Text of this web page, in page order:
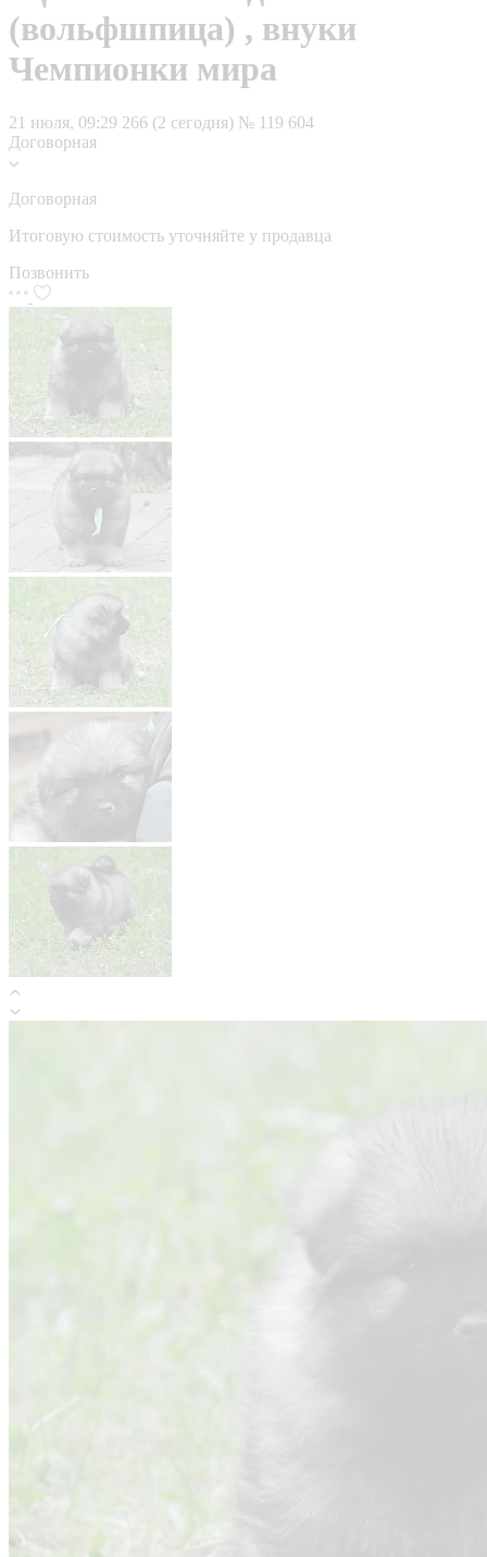
(вольфшпица) , внуки
Чемпионки мира
21 июля, 09:29 266 (2 сегодня) № 119 604
Договорная
Договорная
Итоговую стоимость уточняйте у продавца
Позвонить